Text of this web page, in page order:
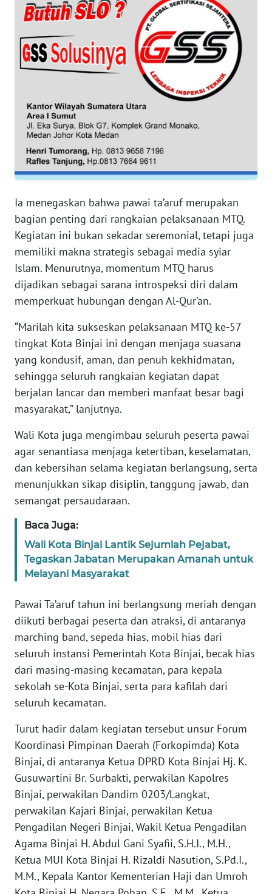
Ia menegaskan bahwa pawai ta’aruf merupakan
bagian penting dari rangkaian pelaksanaan MTQ.
Kegiatan ini bukan sekadar seremonial, tetapi juga
memiliki makna strategis sebagai media syiar
Islam. Menurutnya, momentum MTQ harus
dijadikan sebagai sarana introspeksi diri dalam
memperkuat hubungan dengan Al-Qur’an.
“Marilah kita sukseskan pelaksanaan MTQ ke-57
tingkat Kota Binjai ini dengan menjaga suasana
yang kondusif, aman, dan penuh kekhidmatan,
sehingga seluruh rangkaian kegiatan dapat
berjalan lancar dan memberi manfaat besar bagi
masyarakat,” lanjutnya.
Wali Kota juga mengimbau seluruh peserta pawai
agar senantiasa menjaga ketertiban, keselamatan,
dan kebersihan selama kegiatan berlangsung, serta
menunjukkan sikap disiplin, tanggung jawab, dan
semangat persaudaraan.
Baca Juga:
Wali Kota Binjai Lantik Sejumlah Pejabat,
Tegaskan Jabatan Merupakan Amanah untuk
Melayani Masyarakat
Pawai Ta’aruf tahun ini berlangsung meriah dengan
diikuti berbagai peserta dan atraksi, di antaranya
marching band, sepeda hias, mobil hias dari
seluruh instansi Pemerintah Kota Binjai, becak hias
dari masing-masing kecamatan, para kepala
sekolah se-Kota Binjai, serta para kafilah dari
seluruh kecamatan.
Turut hadir dalam kegiatan tersebut unsur Forum
Koordinasi Pimpinan Daerah (Forkopimda) Kota
Binjai, di antaranya Ketua DPRD Kota Binjai Hj. K.
Gusuwartini Br. Surbakti, perwakilan Kapolres
Binjai, perwakilan Dandim 0203/Langkat,
perwakilan Kajari Binjai, perwakilan Ketua
Pengadilan Negeri Binjai, Wakil Ketua Pengadilan
Agama Binjai H. Abdul Gani Syafii, S.H.I., M.H.,
Ketua MUI Kota Binjai H. Rizaldi Nasution, S.Pd.I.,
M.M., Kepala Kantor Kementerian Haji dan Umroh
WN
RIAU
WN
SERAMBI
JAMBI
SULTRA
NTB
WN
SULTENG
WN
SULBAR
WN
WN
SUMBAR
WN
WN
BENGKULU
WN
WN
JATENG
NUSANTARA
WN
JOGJA
WN
WN
BALI
KALBAR
WN
KALTENG
WN
KALTARA